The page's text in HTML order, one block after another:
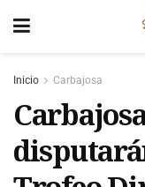
Inicio Carbajosa